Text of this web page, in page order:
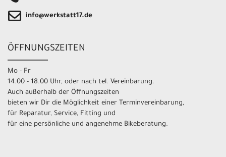
info@werkstatt17.de
ÖFFNUNGSZEITEN
Mo - Fr
14.00 - 18.00 Uhr, oder nach tel. Vereinbarung.
Auch außerhalb der Öffnungszeiten
bieten wir Dir die Möglichkeit einer Terminvereinbarung,
für Reparatur, Service, Fitting und
für eine persönliche und angenehme Bikeberatung.